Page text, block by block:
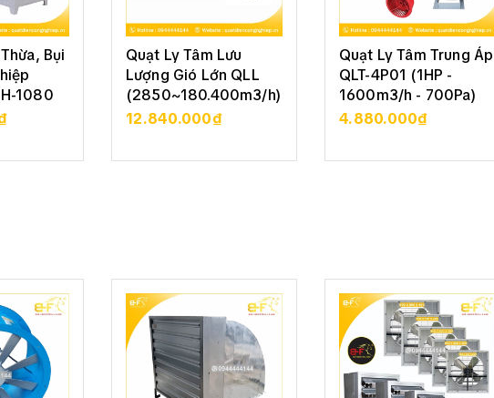
Bụi
1080
Quạt Ly Tâm Lưu
Lượng Gió Lớn QLL
(2850~180.400m3/h)
12.840.000₫
XEM CHI TIẾT
Quạt Ly Tâm Trung Áp
QLT-4P01 (1HP -
1600m3/h - 700Pa)
4.880.000₫
XEM CHI TIẾT